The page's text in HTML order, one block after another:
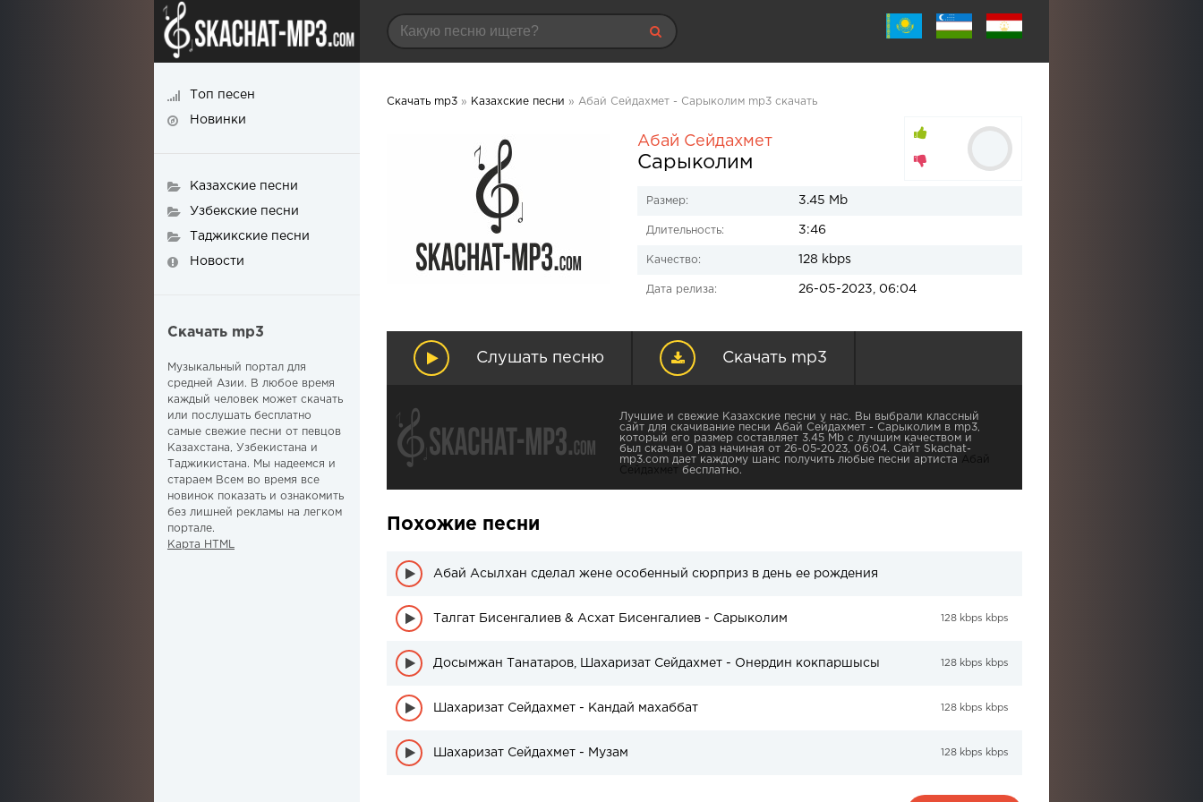
Скачать mp3 » Казахские песни » Абай Сейдахмет - Сарыколим mp3 скачать
Абай Сейдахмет
Сарыколим
Размер: 3.45 Mb
Длительность: 3:46
Качество: 128 kbps
Дата релиза: 26-05-2023, 06:04
Слушать песню Скачать mp3
Лучшие и свежие Казахские песни у нас. Вы выбрали классный
сайт для скачивание песни Абай Сейдахмет - Сарыколим в mp3,
который его размер составляет 3.45 Mb с лучшим качеством и
был скачан 0 раз начиная от 26-05-2023, 06:04. Сайт Skachat-
mp3.com дает каждому шанс получить любые песни артиста
Абай
Сейдахмет
бесплатно.
Похожие песни
Абай Асылхан сделал жене особенный сюрприз в день ее рождения
Талгат Бисенгалиев & Асхат Бисенгалиев - Сарыколим 128 kbps kbps
Досымжан Танатаров, Шахаризат Сейдахмет - Онердин кокпаршысы 128 kbps kbps
Шахаризат Сейдахмет - Кандай махаббат 128 kbps kbps
Шахаризат Сейдахмет - Музам 128 kbps kbps
Топ песен
Новинки
Казахские песни
Узбекские песни
Таджикские песни
Новости
Скачать mp3
Музыкальный портал для
средней Азии. В любое время
каждый человек может скачать
или послушать бесплатно
самые свежие песни от певцов
Казахстана, Узбекистана и
Таджикистана. Мы надеемся и
стараем Всем во время все
новинок показать и ознакомить
без лишней рекламы на легком
портале.
Карта HTML